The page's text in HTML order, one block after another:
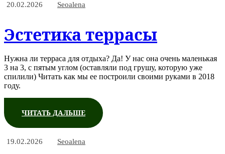
20.02.2026 Seoalena
Эстетика террасы
Нужна ли терраса для отдыха? Да! У нас она очень маленькая
3 на 3, с пятым углом (оставляли под грушу, которую уже
спилили) Читать как мы ее построили своими руками в 2018
году.
ЧИТАТЬ ДАЛЬШЕ
19.02.2026 Seoalena